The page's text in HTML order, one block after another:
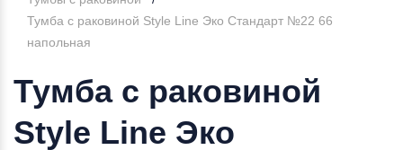
Тумба с раковиной Style Line Эко Стандарт №22 66
напольная
Тумба с раковиной
Style Line Эко